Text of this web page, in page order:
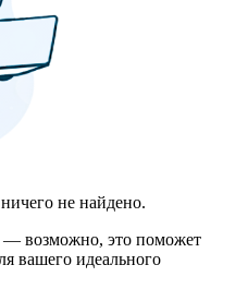
не найдено.
— возможно, это поможет
вашего идеального